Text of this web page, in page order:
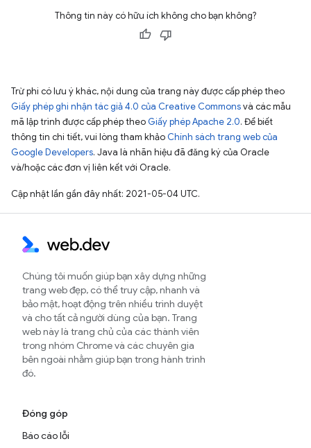
Thông tin này có hữu ích không cho bạn không?
Trừ phi có lưu ý khác, nội dung của trang này được cấp phép theo
Giấy phép ghi nhận tác giả 4.0 của Creative Commonsvà các mẫu
mã lập trình được cấp phép theo Giấy phép Apache 2.0. Để biết
thông tin chi tiết, vui lòng tham khảo Chính sách trang web của
Google Developers. Java là nhãn hiệu đã đăng ký của Oracle
và/hoặc các đơn vị liên kết với Oracle.
Cập nhật lần gần đây nhất: 2021-05-04 UTC.
Chúng tôi muốn giúp bạn xây dựng những
trang web đẹp, có thể truy cập, nhanh và
bảo mật, hoạt động trên nhiều trình duyệt
và cho tất cả người dùng của bạn. Trang
web này là trang chủ của các thành viên
trong nhóm Chrome và các chuyên gia
bên ngoài nhằm giúp bạn trong hành trình
đó.
Đóng góp
Báo cáo lỗi